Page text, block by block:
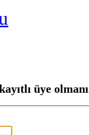
üye